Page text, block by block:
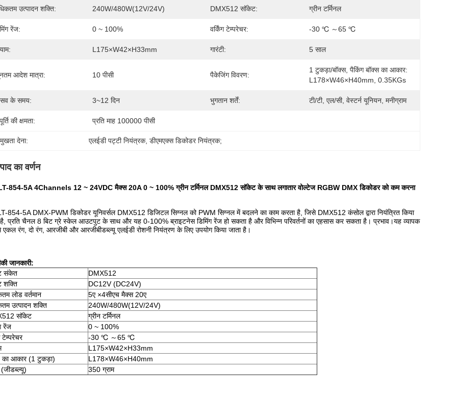
उत्पादन शक्ति: 240W/480W(12V/24V) DMX512 सॉकेट: ग्रीन टर्मिनल
रेंज: 0 ~ 100% वर्किंग टेम्परेचर: -30 ℃ ～65 ℃
L175×W42×H33mm गारंटी: 5 साल
आदेश मात्रा: 10 पीसी पैकेजिंग विवरण:
1 टुकड़ा/बॉक्स, पैकिंग बॉक्स का आकार:
L178×W46×H40mm, 0.35KGs
के समय: 3~12 दिन भुगतान शर्तें: टी/टी, एल/सी, वेस्टर्न यूनियन, मनीग्राम
की क्षमता: प्रति माह 100000 पीसी
देना: एलईडी पट्टी नियंत्रक, डीएमएक्स डिकोडर नियंत्रक;
का वर्णन
854-5A 4Channels 12 ~ 24VDC मैक्स 20A 0 ~ 100% ग्रीन टर्मिनल DMX512 सॉकेट के साथ लगातार वोल्टेज RGBW DMX डिकोडर को कम करना
854-5A DMX-PWM डिकोडर यूनिवर्सल DMX512 डिजिटल सिग्नल को PWM सिग्नल में बदलने का काम करता है, जिसे DMX512 कंसोल द्वारा नियंत्रित किया
है, प्रति चैनल 8 बिट ग्रे स्केल आउटपुट के साथ और यह 0-100% ब्राइटनेस डिमिंग रेंज हो सकता है और विभिन्न परिवर्तनों का एहसास कर सकता है। प्रभाव।यह व्यापक
रंग, दो रंग, आरजीबी और आरजीबीडब्ल्यू एलईडी रोशनी नियंत्रण के लिए उपयोग किया जाता है।
जानकारी:
संकेत
DMX512
शक्ति
DC12V (DC24V)
लोड वर्तमान
5ए ×4सीएच मैक्स 20ए
उत्पादन शक्ति
240W/480W(12V/24V)
सॉकेट
ग्रीन टर्मिनल
रेंज
0 ~ 100%
टेम्परेचर
-30 ℃ ～65 ℃
L175×W42×H33mm
आकार (1 टुकड़ा)
L178×W46×H40mm
350 ग्राम